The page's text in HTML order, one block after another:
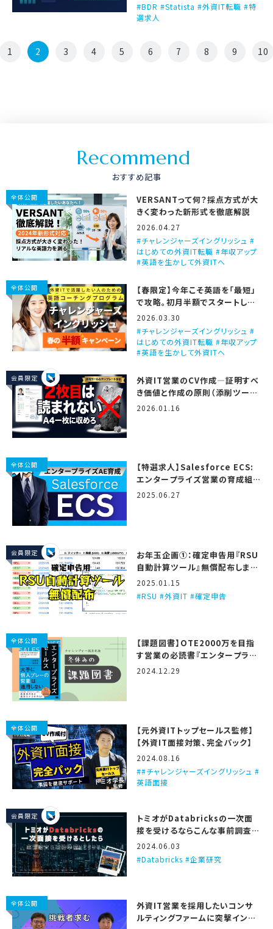
BDR #Statista #外資IT転職 #特
選求人
1 2 3 4 5 6 7 8 9 10
Recommend
おすすめ記事
全体公開
VERSANTって何？採点方式が大
きく変わった新形式を徹底解説
2026.04.27
チャレンジャーズイングリッシュ #
はじめての外資IT転職 #年収アップ
#英語を生かして外資ITへ
全体公開
【春限定】今年こそ英語を「最短」
で攻略。初月半額でスタートしま
せんか？
2026.03.30
チャレンジャーズイングリッシュ #
はじめての外資IT転職 #年収アップ
#英語を生かして外資ITへ
会員限定
外資IT営業のCV作成―証明すべ
き価値と作成の原則（添削ツール
＆テンプレート付き）
2026.01.16
全体公開
【特選求人】Salesforce ECS:
エンタープライズ営業の育成組
織…！ (2025/6/27更新)
2025.06.27
会員限定
お年玉企画①：確定申告用『RSU
自動計算ツール』無償配布しま
す！
2025.01.15
RSU #外資IT #確定申告
全体公開
【課題図書】OTE2000万を目指
す営業の必読書『エンタープライ
ズセールス』
2024.12.29
全体公開
【元外資ITトップセールス監修】
【外資IT面接対策、完全パック】
2024.08.16
#チャレンジャーズイングリッシュ #
英語面接
会員限定
トミオがDatabricksの一次面
接を受けるならこんな事前調査と
準備をする、という話
2024.06.03
Databricks #企業研究
全体公開
外資IT営業を採用したいコンサ
ルティングファームに突撃インタ